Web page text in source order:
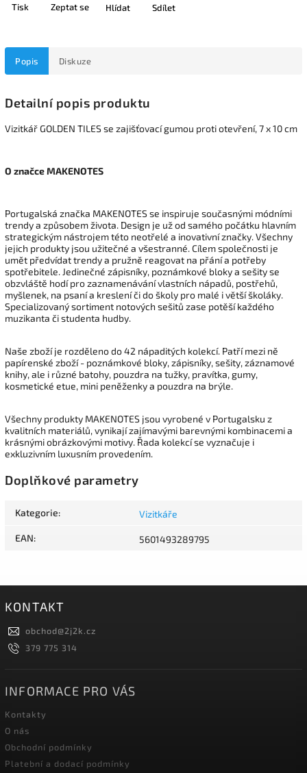
Tisk Zeptat se Hlídat Sdílet
Popis Diskuze
Detailní popis produktu
Vizitkář GOLDEN TILES se zajišťovací gumou proti otevření, 7 x 10 cm
O značce MAKENOTES
Portugalská značka MAKENOTES se inspiruje současnými módními
trendy a způsobem života. Design je už od samého počátku hlavním
strategickým nástrojem této neotřelé a inovativní značky. Všechny
jejich produkty jsou užitečné a všestranné. Cílem společnosti je
umět předvídat trendy a pružně reagovat na přání a potřeby
spotřebitele. Jedinečné zápisníky, poznámkové bloky a sešity se
obzvláště hodí pro zaznamenávání vlastních nápadů, postřehů,
myšlenek, na psaní a kreslení či do školy pro malé i větší školáky.
Specializovaný sortiment notových sešitů zase potěší každého
muzikanta či studenta hudby.
Naše zboží je rozděleno do 42 nápaditých kolekcí. Patří mezi ně
papírenské zboží - poznámkové bloky, zápisníky, sešity, záznamové
knihy, ale i různé batohy, pouzdra na tužky, pravítka, gumy,
kosmetické etue, mini peněženky a pouzdra na brýle.
Všechny produkty MAKENOTES jsou vyrobené v Portugalsku z
kvalitních materiálů, vynikají zajímavými barevnými kombinacemi a
krásnými obrázkovými motivy. Řada kolekcí se vyznačuje i
exkluzivním luxusním provedením.
Doplňkové parametry
Kategorie: Vizitkáře
EAN: 5601493289795
KONTAKT
obchod@2j2k.cz
379 775 314
INFORMACE PRO VÁS
Kontakty
O nás
Obchodní podmínky
Platební a dodací podmínky